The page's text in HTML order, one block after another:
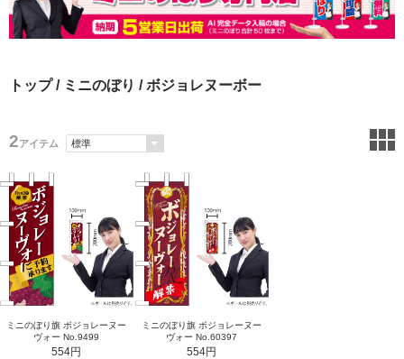
トップ/ ミニのぼり / ボジョレヌーボー
2アイテム
ミニのぼり旗 ボジョレーヌー
ヴォー No.9499
554円
ミニのぼり旗 ボジョレーヌー
ヴォー No.60397
554円